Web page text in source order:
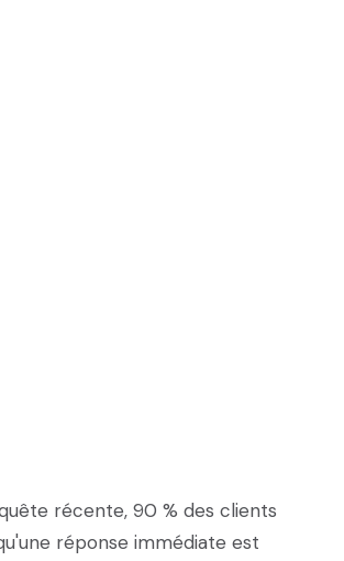
récente, 90 % des clients
réponse immédiate est